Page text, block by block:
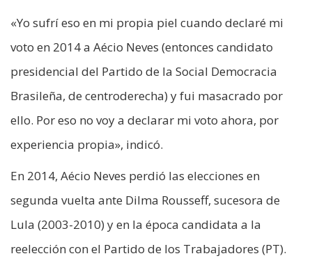
«Yo sufrí eso en mi propia piel cuando declaré mi
voto en 2014 a Aécio Neves (entonces candidato
presidencial del Partido de la Social Democracia
Brasileña, de centroderecha) y fui masacrado por
ello. Por eso no voy a declarar mi voto ahora, por
experiencia propia», indicó.
En 2014, Aécio Neves perdió las elecciones en
segunda vuelta ante Dilma Rousseff, sucesora de
Lula (2003-2010) y en la época candidata a la
reelección con el Partido de los Trabajadores (PT).